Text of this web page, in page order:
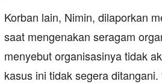
Korban lain, Nimin, dilaporkan
saat mengenakan seragam
menyebut organisasinya tidak
kasus ini tidak segera ditangani.